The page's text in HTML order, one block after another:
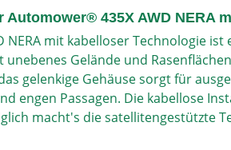
435X AWD NERA
NERA mit kabelloser Technologie
Gelände und
gelenkige Gehäuse sorgt für
engen Passagen. Die kabellose
macht's die satellitengestützte